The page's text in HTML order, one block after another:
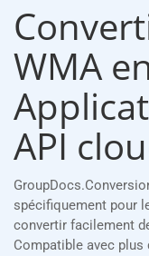
WMA
API
spécifiquement pour
convertir facilement
Compatible avec